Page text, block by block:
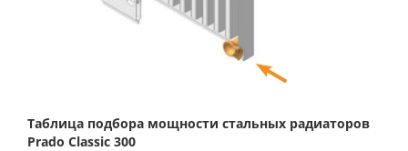
Таблица подбора мощности стальных радиаторов
Prado Classic 300